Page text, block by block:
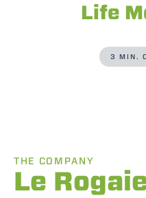
Life
3 MIN.
THE COMPANY
Le